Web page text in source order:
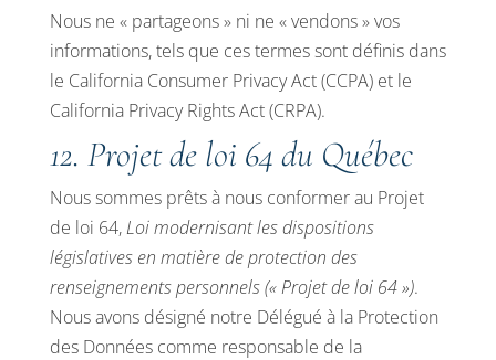
Nous ne « partageons » ni ne « vendons » vos
informations, tels que ces termes sont définis dans
le California Consumer Privacy Act (CCPA) et le
California Privacy Rights Act (CRPA).
12. Projet de loi 64 du Québec
Nous sommes prêts à nous conformer au Projet
de loi 64,Loi modernisant les dispositions
législatives en matière de protection des
renseignements personnels (« Projet de loi 64 »).
Nous avons désigné notre Délégué à la Protection
des Données comme responsable de la